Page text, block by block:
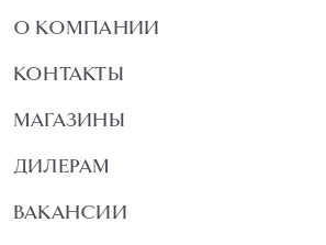
О КОМПАНИИ
КОНТАКТЫ
МАГАЗИНЫ
ДИЛЕРАМ
ВАКАНСИИ